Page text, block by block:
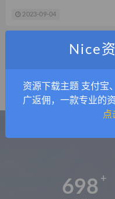
2023-09-04
广
698
Nice
资源下载主题 支付宝
广返佣，一款专业的
点